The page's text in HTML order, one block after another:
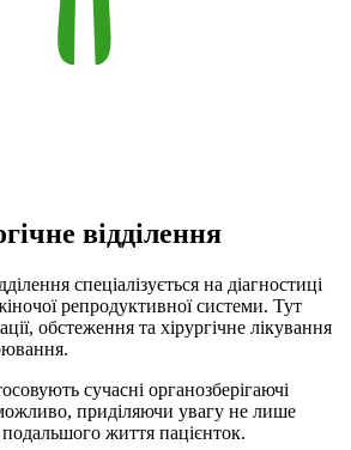
відділення
спеціалізується на діагностиці
репродуктивної системи. Тут
обстеження та хірургічне лікування
сучасні органозберігаючі
приділяючи увагу не лише
життя пацієнток.